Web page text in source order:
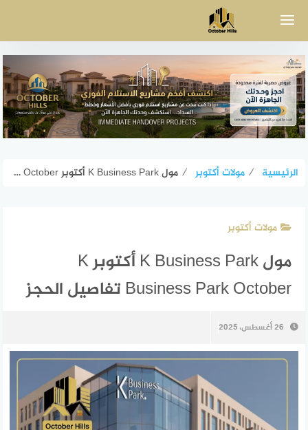
الرئيسية ⁄ مولات أكتوبر ⁄ مول K Business Park أكتوبر K Business Park October تفاصيل الحجز
مولات أكتوبر
مول K Business Park أكتوبر K
Business Park October تفاصيل الحجز
26 أغسطس، 2025